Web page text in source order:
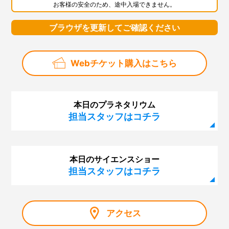
お客様の安全のため、途中入場できません。
ブラウザを更新してご確認ください
Webチケット購入はこちら
本日のプラネタリウム
担当スタッフはコチラ
本日のサイエンスショー
担当スタッフはコチラ
アクセス